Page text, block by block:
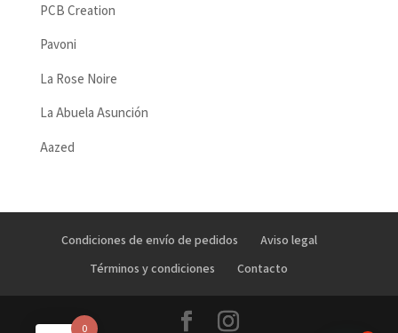
PCB Creation
Pavoni
La Rose Noire
La Abuela Asunción
Aazed
Condiciones de envío de pedidos
Aviso legal
Términos y condiciones
Contacto
0